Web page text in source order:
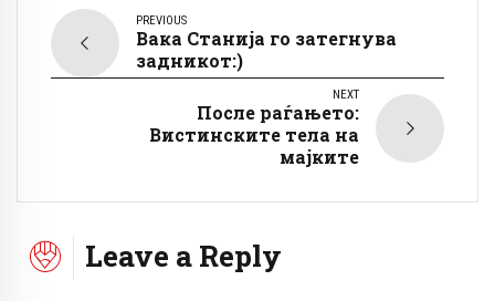
PREVIOUS
Вака Станија го затегнува
задникот:)
NEXT
После раѓањето:
Вистинските тела на
мајките
Leave a Reply